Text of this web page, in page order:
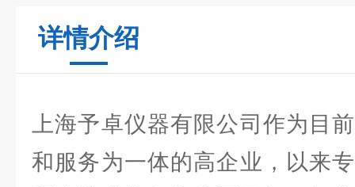
详情介绍
上海予卓仪器有限公司作为目
和服务为一体的高企业，以来